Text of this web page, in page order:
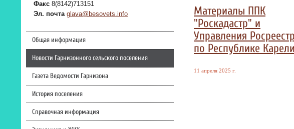
Факс 8(8142)713151
Эл. почта glava@besovets.info
Общая информация
Новости Гарнизонного сельского поселения
Газета Ведомости Гарнизона
История поселения
Справочная информация
Материалы ППК
"Роскадастр" и
Управления
по Республике
11 апреля 2025 г.